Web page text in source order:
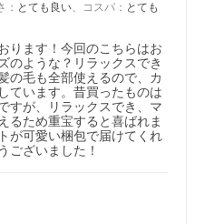
： とても良い、 コスパ ： とても
ります！今回のこちらはお
のような？リラックスでき
の毛も全部使えるので、カ
ています。昔買ったものは
すが、リラックスでき、マ
るため重宝すると喜ばれま
が可愛い梱包で届けてくれ
ございました！